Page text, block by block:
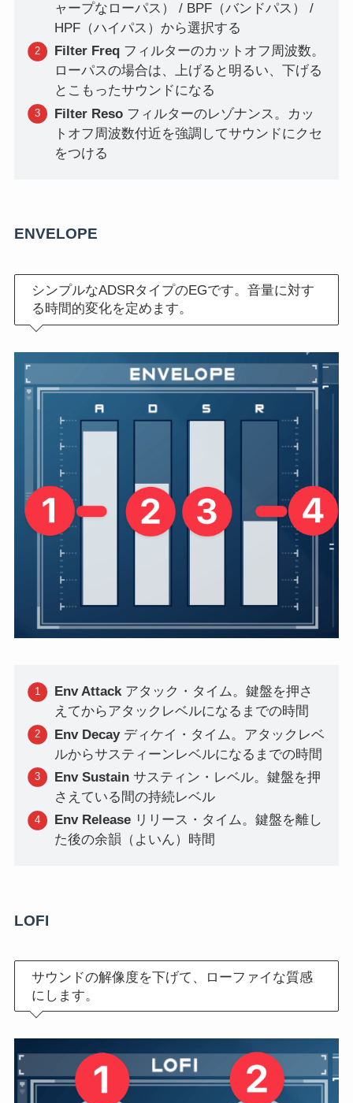
ャープなローパス） / BPF（バンドパス） /
HPF（ハイパス）から選択する
Filter Freqフィルターのカットオフ周波数。
ローパスの場合は、上げると明るい、下げる
とこもったサウンドになる
Filter Resoフィルターのレゾナンス。カッ
トオフ周波数付近を強調してサウンドにクセ
をつける
ENVELOPE
シンプルなADSRタイプのEGです。音量に対す
る時間的変化を定めます。
Env Attackアタック・タイム。鍵盤を押さ
えてからアタックレベルになるまでの時間
Env Decayディケイ・タイム。アタックレベ
ルからサスティーンレベルになるまでの時間
Env Sustainサスティン・レベル。鍵盤を押
さえている間の持続レベル
Env Releaseリリース・タイム。鍵盤を離し
た後の余韻（よいん）時間
LOFI
サウンドの解像度を下げて、ローファイな質感
にします。